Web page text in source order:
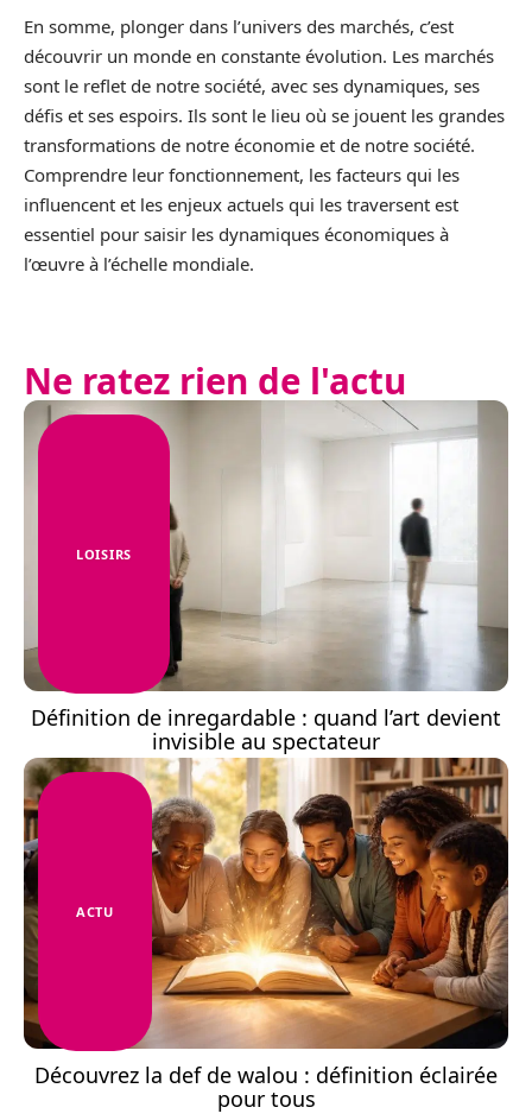
En somme, plonger dans l’univers des marchés, c’est
découvrir un monde en constante évolution. Les marchés
sont le reflet de notre société, avec ses dynamiques, ses
défis et ses espoirs. Ils sont le lieu où se jouent les grandes
transformations de notre économie et de notre société.
Comprendre leur fonctionnement, les facteurs qui les
influencent et les enjeux actuels qui les traversent est
essentiel pour saisir les dynamiques économiques à
l’œuvre à l’échelle mondiale.
Ne ratez rien de l'actu
LOISIRS
Définition de inregardable : quand l’art devient
invisible au spectateur
ACTU
Découvrez la def de walou : définition éclairée
pour tous